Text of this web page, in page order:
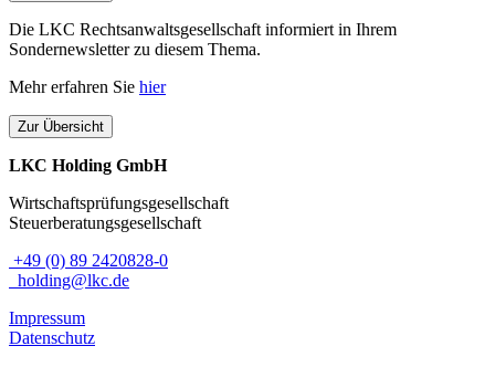
Die LKC Rechtsanwaltsgesellschaft informiert in Ihrem
Sondernewsletter zu diesem Thema.
Mehr erfahren Sie hier
Zur Übersicht
LKC Holding GmbH
Wirtschaftsprüfungsgesellschaft
Steuerberatungsgesellschaft
+49 (0) 89 2420828-0
holding@lkc.de
Impressum
Datenschutz